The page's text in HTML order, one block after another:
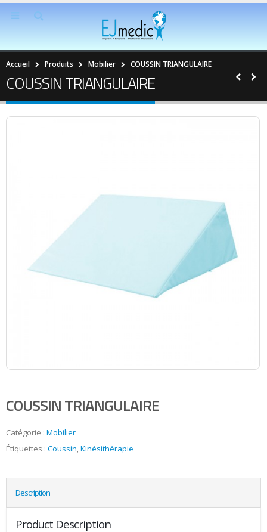
Accueil Produits Mobilier COUSSIN TRIANGULAIRE
COUSSIN TRIANGULAIRE
COUSSIN TRIANGULAIRE
Catégorie : Mobilier
Étiquettes : Coussin,Kinésithérapie
Description
Product Description